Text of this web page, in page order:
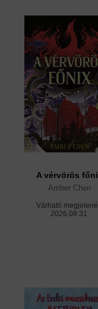
A vérvörös
Amber Chen
Várható
2026.08.31.